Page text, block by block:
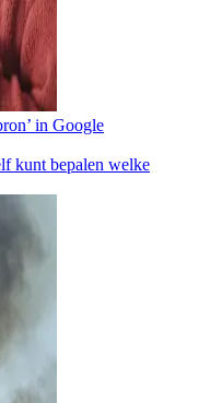
in Google
kunt bepalen welke